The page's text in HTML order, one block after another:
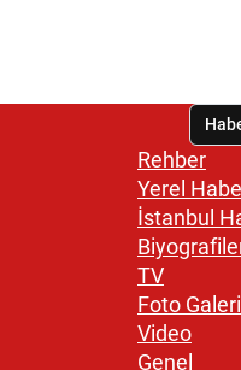
Rehber
Yerel
İstanbul
TV
Foto Galeri
Video
Genel